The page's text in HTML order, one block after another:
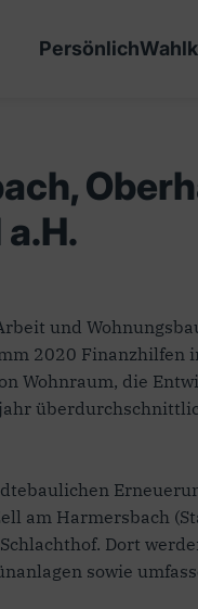
Persönlich
und
2020 Finanzhilfen
Wohnraum, die
am Harmersbach
Dort
sowie